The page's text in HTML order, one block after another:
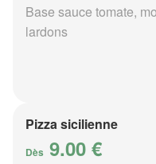
Base sauce tomate,
lardons
Pizza sicilienne
Dès 9.00 €